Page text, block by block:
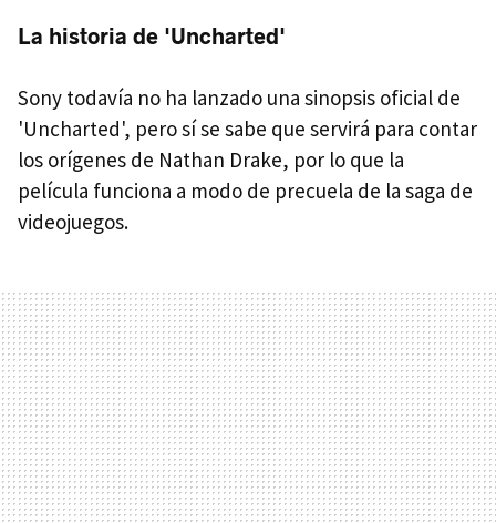
La historia de 'Uncharted'
Sony todavía no ha lanzado una sinopsis oficial de
'Uncharted', pero sí se sabe que servirá para contar
los orígenes de Nathan Drake, por lo que la
película funciona a modo de precuela de la saga de
videojuegos.